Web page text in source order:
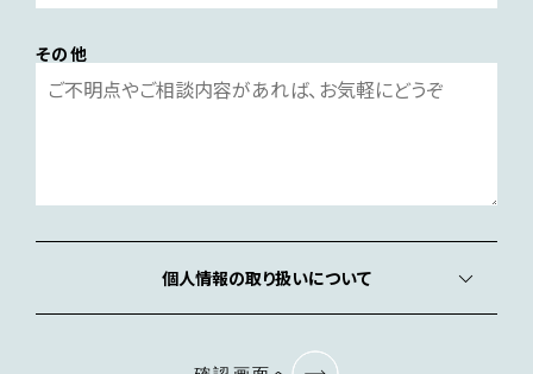
その他
個人情報の取り扱いについて